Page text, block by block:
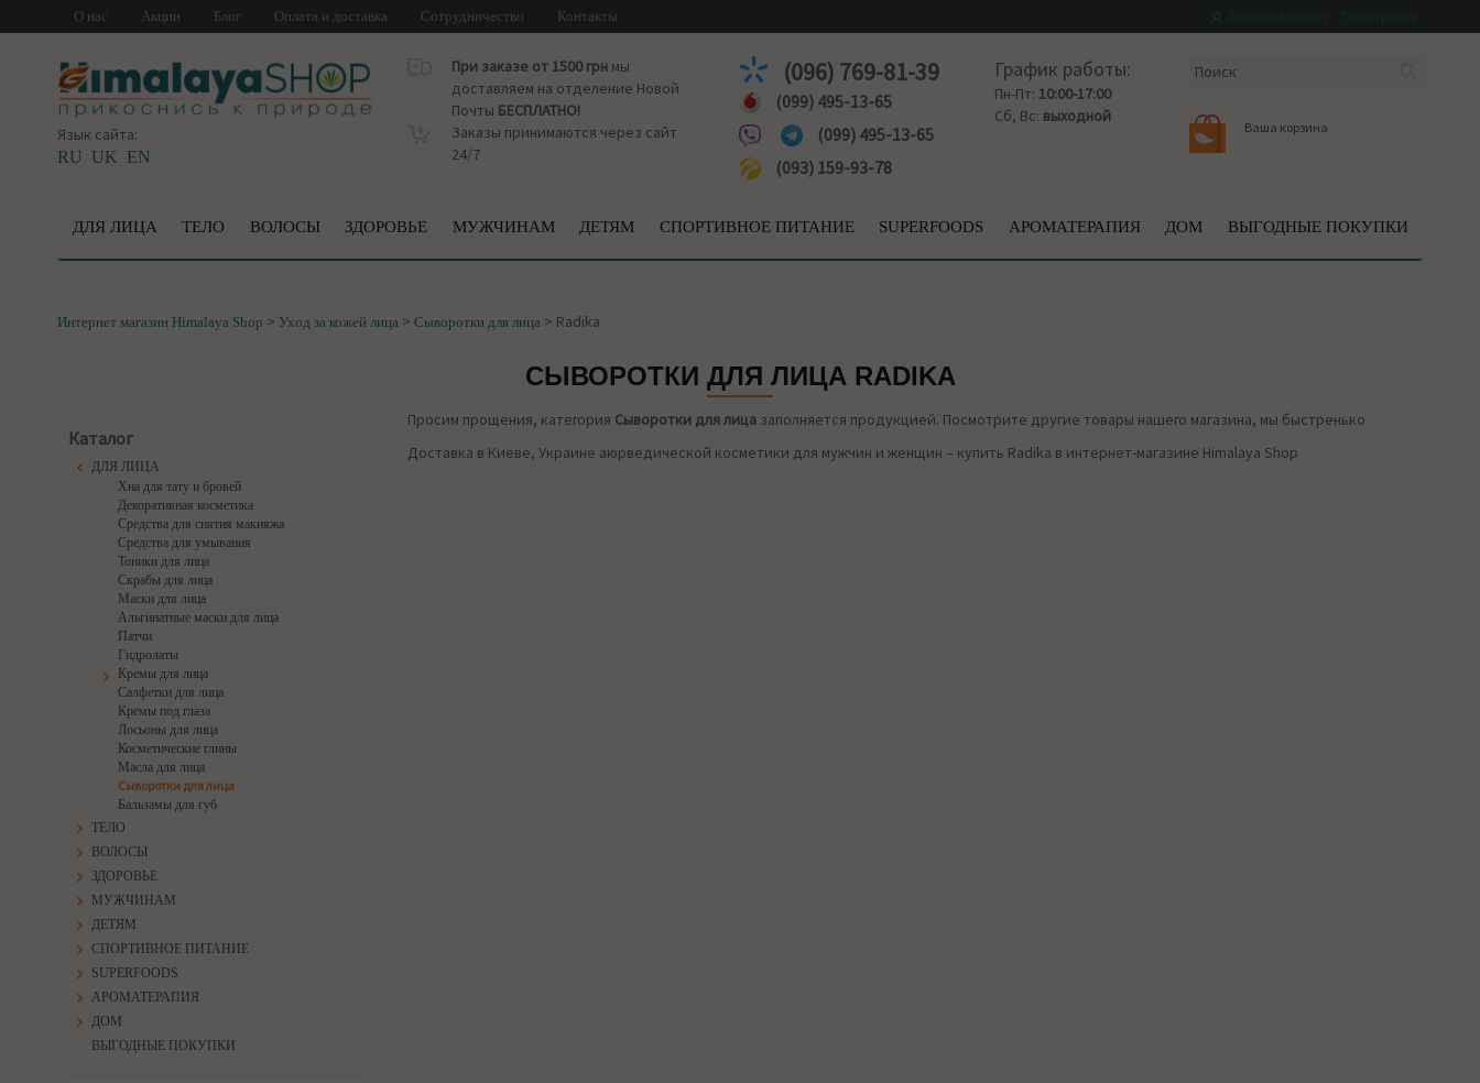
О нас Акции Блог Оплата и доставка Сотрудничество Контакты
Язык сайта:
RU UK EN
При заказе от 1500 грнмы
доставляем на отделение Новой
Почты БЕСПЛАТНО!
Заказы принимаются через сайт
24/7
(096) 769-81-39
(099) 495-13-65
(099) 495-13-65
(093) 159-93-78
График работы:
Пн-Пт: 10:00-17:00
Сб, Вс: выходной
Ваша корзина
ДЛЯ ЛИЦА ТЕЛО ВОЛОСЫ ЗДОРОВЬЕ МУЖЧИНАМ ДЕТЯМ СПОРТИВНОЕ ПИТАНИЕ SUPERFOODS АРОМАТЕРАПИЯ ДОМ ВЫГОДНЫЕ ПОКУПКИ
Интернет магазин Himalaya Shop > Уход за кожей лица > Сыворотки для лица > Radika
СЫВОРОТКИ ДЛЯ ЛИЦА RADIKA
Каталог
ДЛЯ ЛИЦА
Хна для тату и бровей
Декоративная косметика
Средства для снятия макияжа
Средства для умывания
Тоники для лица
Скрабы для лица
Маски для лица
Альгинатные маски для лица
Патчи
Гидролаты
Кремы для лица
Салфетки для лица
Кремы под глаза
Лосьоны для лица
Косметические глины
Масла для лица
Сыворотки для лица
Бальзамы для губ
ТЕЛО
ВОЛОСЫ
ЗДОРОВЬЕ
МУЖЧИНАМ
ДЕТЯМ
СПОРТИВНОЕ ПИТАНИЕ
SUPERFOODS
АРОМАТЕРАПИЯ
ДОМ
ВЫГОДНЫЕ ПОКУПКИ
Просим прощения, категория Сыворотки для лицазаполняется продукцией. Посмотрите другие товары нашего магазина, мы быстренько
Доставка в Киеве, Украине аюрведической косметики для мужчин и женщин – купить Radika в интернет-магазине Himalaya Shop